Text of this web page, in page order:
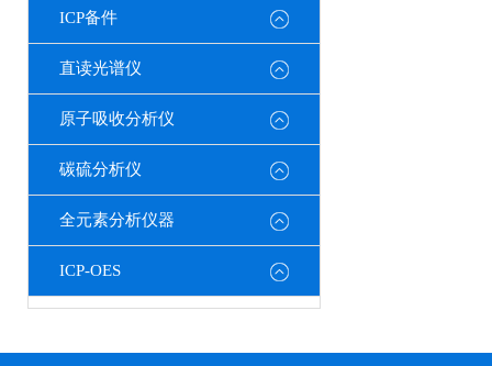
ICP备件
直读光谱仪
原子吸收分析仪
碳硫分析仪
全元素分析仪器
ICP-OES